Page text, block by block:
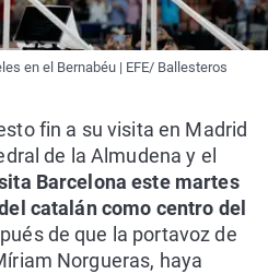
en el Bernabéu | EFE/ Ballesteros
fin a su visita en Madrid
de la Almudena y el
Barcelona este martes
catalán como centro del
de que la portavoz de
Norgueras, haya